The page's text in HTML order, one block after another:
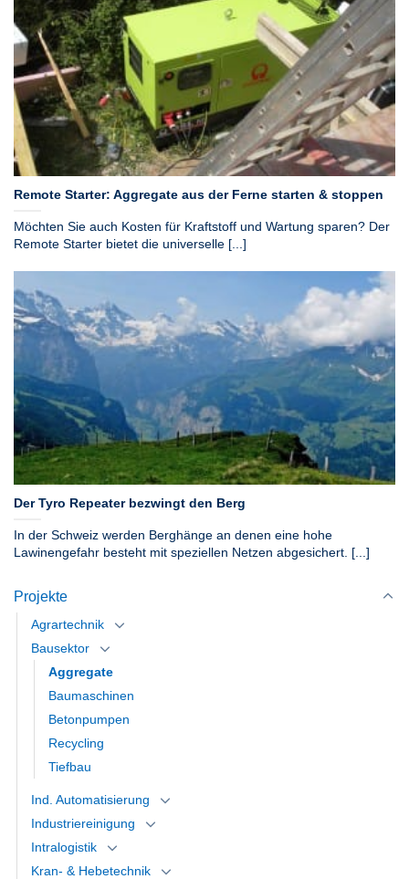
Projekte
Agrartechnik
Bausektor
Aggregate
Baumaschinen
Betonpumpen
Recycling
Tiefbau
Ind. Automatisierung
Industriereinigung
Intralogistik
Kran- & Hebetechnik
Remote Starter: Aggregate aus der Ferne starten & stoppen
Möchten Sie auch Kosten für Kraftstoff und Wartung sparen? Der
Remote Starter bietet die universelle [...]
Der Tyro Repeater bezwingt den Berg
In der Schweiz werden Berghänge an denen eine hohe
Lawinengefahr besteht mit speziellen Netzen abgesichert. [...]